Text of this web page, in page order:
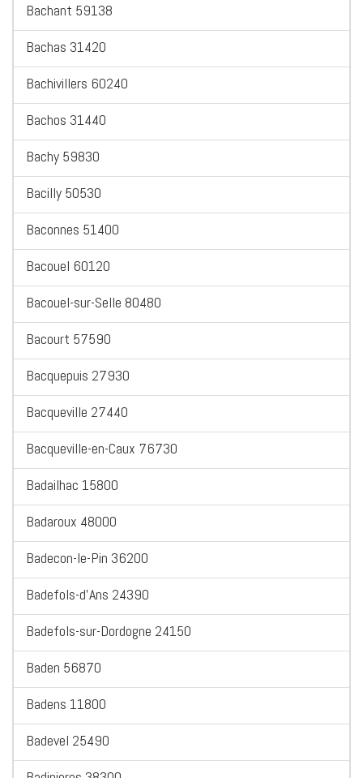
Bachant 59138
Bachas 31420
Bachivillers 60240
Bachos 31440
Bachy 59830
Bacilly 50530
Baconnes 51400
Bacouel 60120
Bacouel-sur-Selle 80480
Bacourt 57590
Bacquepuis 27930
Bacqueville 27440
Bacqueville-en-Caux 76730
Badailhac 15800
Badaroux 48000
Badecon-le-Pin 36200
Badefols-d'Ans 24390
Badefols-sur-Dordogne 24150
Baden 56870
Badens 11800
Badevel 25490